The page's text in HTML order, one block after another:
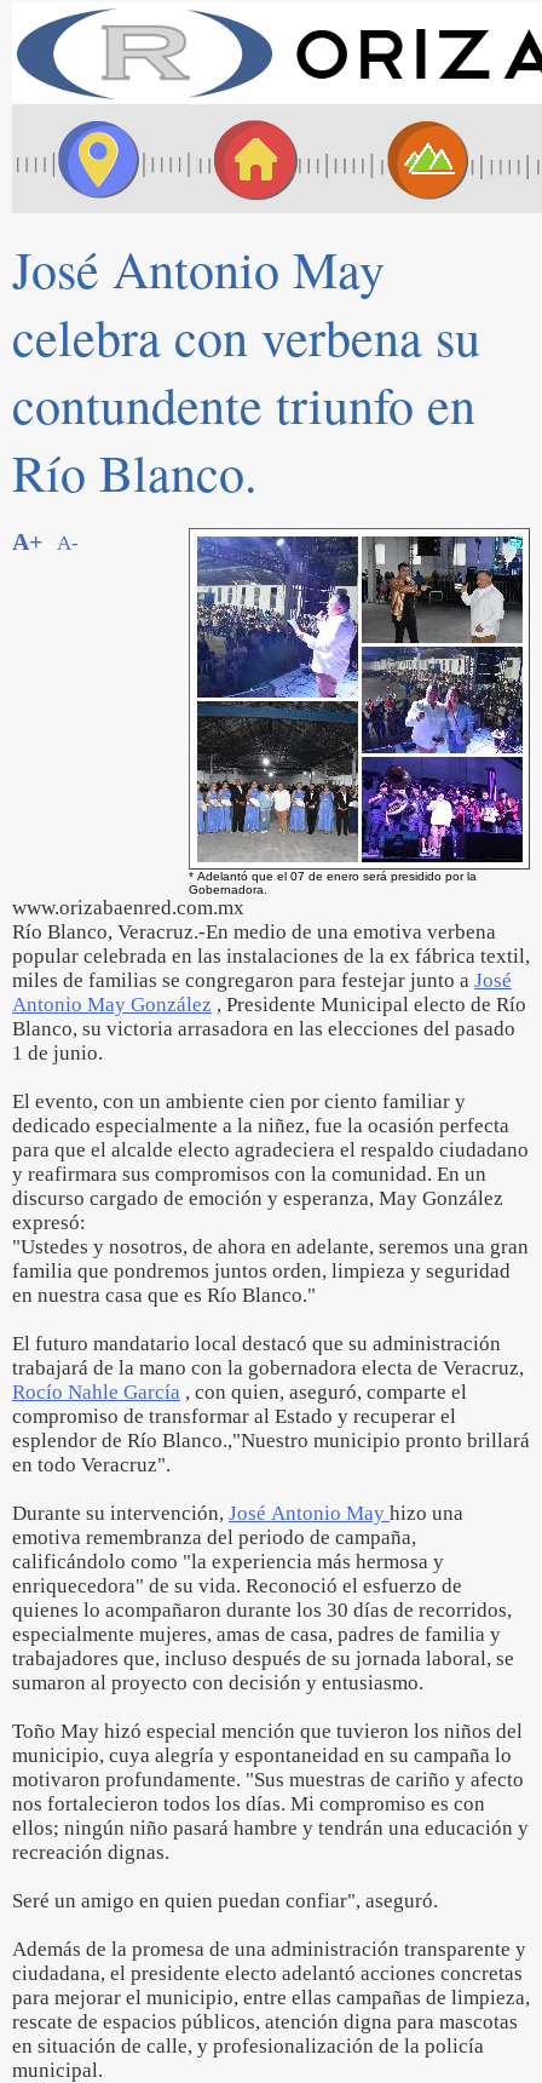
José Antonio May
celebra con verbena su
contundente triunfo en
Río Blanco.
* Adelantó que el 07 de enero será presidido por la
Gobernadora.
A+ A-
www.orizabaenred.com.mx
Río Blanco, Veracruz.-En medio de una emotiva verbena
popular celebrada en las instalaciones de la ex fábrica textil,
miles de familias se congregaron para festejar junto a José
Antonio May González , Presidente Municipal electo de Río
Blanco, su victoria arrasadora en las elecciones del pasado
1 de junio.
El evento, con un ambiente cien por ciento familiar y
dedicado especialmente a la niñez, fue la ocasión perfecta
para que el alcalde electo agradeciera el respaldo ciudadano
y reafirmara sus compromisos con la comunidad. En un
discurso cargado de emoción y esperanza, May González
expresó:
"Ustedes y nosotros, de ahora en adelante, seremos una gran
familia que pondremos juntos orden, limpieza y seguridad
en nuestra casa que es Río Blanco."
El futuro mandatario local destacó que su administración
trabajará de la mano con la gobernadora electa de Veracruz,
Rocío Nahle García , con quien, aseguró, comparte el
compromiso de transformar al Estado y recuperar el
esplendor de Río Blanco.,"Nuestro municipio pronto brillará
en todo Veracruz".
Durante su intervención, José Antonio May hizo una
emotiva remembranza del periodo de campaña,
calificándolo como "la experiencia más hermosa y
enriquecedora" de su vida. Reconoció el esfuerzo de
quienes lo acompañaron durante los 30 días de recorridos,
especialmente mujeres, amas de casa, padres de familia y
trabajadores que, incluso después de su jornada laboral, se
sumaron al proyecto con decisión y entusiasmo.
Toño May hizó especial mención que tuvieron los niños del
municipio, cuya alegría y espontaneidad en su campaña lo
motivaron profundamente. "Sus muestras de cariño y afecto
nos fortalecieron todos los días. Mi compromiso es con
ellos; ningún niño pasará hambre y tendrán una educación y
recreación dignas.
Seré un amigo en quien puedan confiar", aseguró.
Además de la promesa de una administración transparente y
ciudadana, el presidente electo adelantó acciones concretas
para mejorar el municipio, entre ellas campañas de limpieza,
rescate de espacios públicos, atención digna para mascotas
en situación de calle, y profesionalización de la policía
municipal.